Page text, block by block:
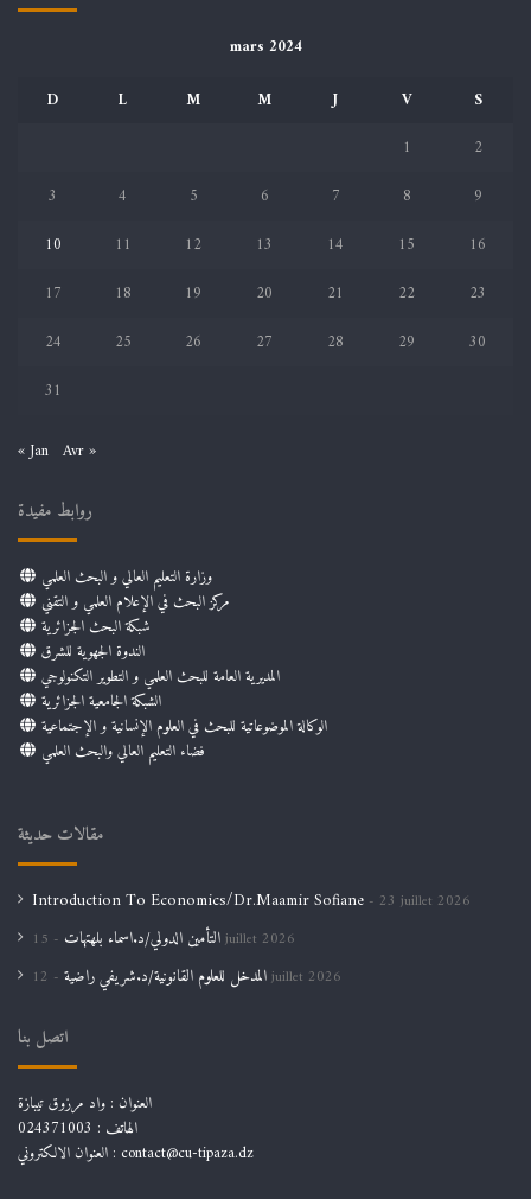
mars 2024
D
L M M J V
S
1
2
3
4 5 6 7 8
9
10
11 12 13 14 15
16
17
18 19 20 21 22
23
24
25 26 27 28 29
30
31
« Jan Avr »
روابط مفيدة
وزارة التعليم العالي و البحث العلمي
مركز البحث في الإعلام العلمي و التقني
شبكة البحث الجزائرية
الندوة الجهوية للشرق
المديرية العامة للبحث العلمي و التطوير التكنولوجي
الشبكة الجامعية الجزائرية
الوكالة الموضوعاتية للبحث في العلوم الإنسانية و الإجتماعية
فضاء التعليم العالي والبحث العلمي
مقالات حديثة
Introduction To Economics/Dr.Maamir Sofiane 23 juillet 2026
التأمين الدولي/د.اسماء بلهتهات15 juillet 2026
المدخل للعلوم القانونية/د.شريفي راضية12 juillet 2026
اتصل بنا
العنوان : واد مرزوق تيبازة
الهاتف : 024371003
العنوان الالكتروني : contact@cu-tipaza.dz